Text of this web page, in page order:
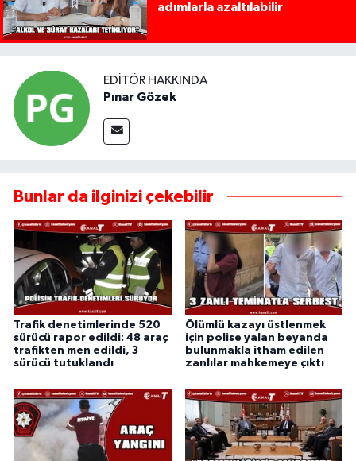
adımlarla azaltılabilir
EDITÖR HAKKINDA
Pınar Gözek
Bunlar da ilginizi çekebilir
Trafik denetimlerinde 520
sürücü rapor edildi: 48 araç
trafikten men edildi, 3
sürücü tutuklandı
Ölümlü kazayı üstlenmek
için polise yalan beyanda
bulunmakla itham edilen
zanlılar mahkemeye çıktı